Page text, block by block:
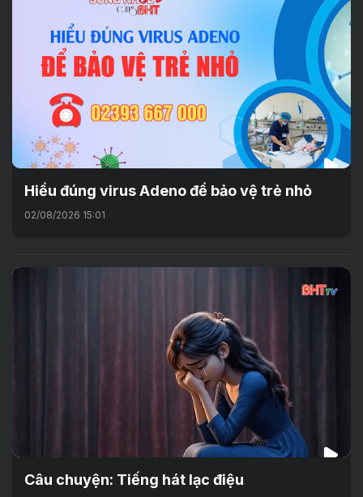
Hiểu đúng virus Adeno để bảo vệ trẻ nhỏ
02/08/2026 15:01
Câu chuyện: Tiếng hát lạc điệu